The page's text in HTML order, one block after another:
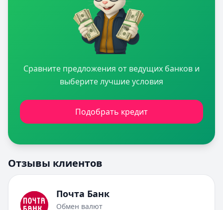
Сравните предложения от ведущих банков и
выберите лучшие условия
Подобрать кредит
Отзывы клиентов
Почта Банк
Обмен валют